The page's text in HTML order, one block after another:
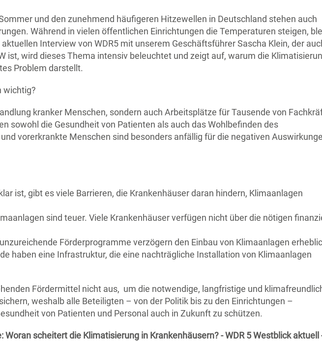
und den zunehmend häufigeren Hitzewellen in Deutschland stehen auch
Während in vielen öffentlichen Einrichtungen die Temperaturen steigen,
Interview von WDR5 mit unserem Geschäftsführer Sascha Klein, der
ist, wird dieses Thema intensiv beleuchtet und zeigt auf, warum die
Problem darstellt.
wichtig?
kranker Menschen, sondern auch Arbeitsplätze für Tausende von
sowohl die Gesundheit von Patienten als auch das Wohlbefinden des
vorerkrankte Menschen sind besonders anfällig für die negativen
ist, gibt es viele Barrieren, die Krankenhäuser daran hindern, Klimaanlagen
sind teuer. Viele Krankenhäuser verfügen nicht über die nötigen
Förderprogramme verzögern den Einbau von Klimaanlagen
haben eine Infrastruktur, die eine nachträgliche Installation von Klimaanlagen
Fördermittel nicht aus, um die notwendige, langfristige und
weshalb alle Beteiligten – von der Politik bis zu den Einrichtungen –
von Patienten und Personal auch in Zukunft zu schützen.
Woran scheitert die Klimatisierung in Krankenhäusern? - WDR 5 Westblick aktuell